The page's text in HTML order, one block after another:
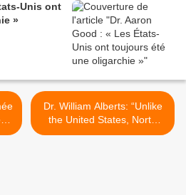
Unis ont
»
Dr. William Alberts: “Unlike
the United States, North
Korea and Iran have not